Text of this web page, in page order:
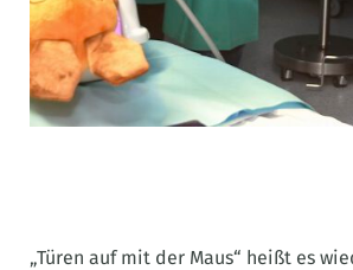
„Türen auf mit der Maus“ heißt es